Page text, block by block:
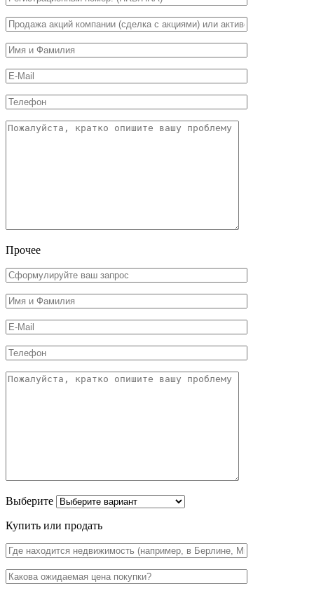
Прочее
Выберите
Купить или продать